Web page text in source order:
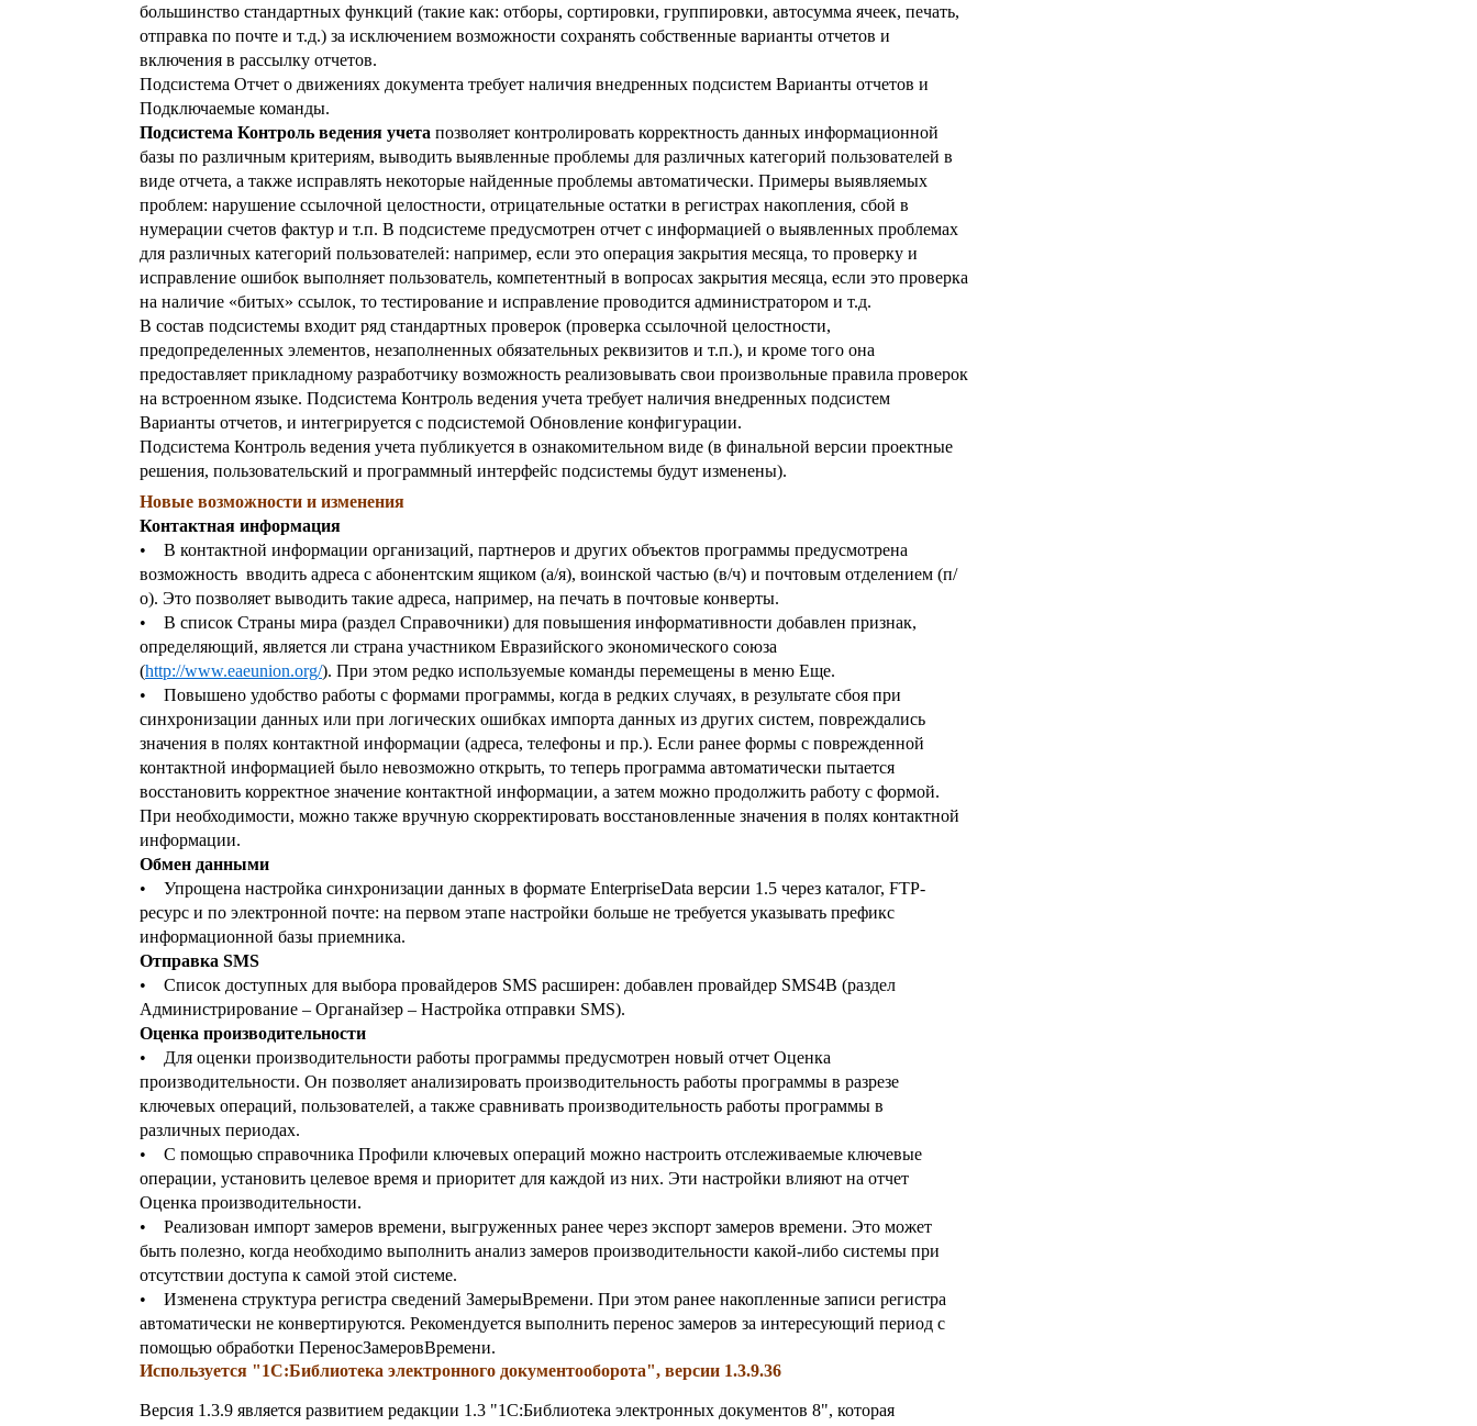
большинство стандартных функций (такие как: отборы, сортировки, группировки, автосумма ячеек, печать,
отправка по почте и т.д.) за исключением возможности сохранять собственные варианты отчетов и
включения в рассылку отчетов.
Подсистема Отчет о движениях документа требует наличия внедренных подсистем Варианты отчетов и
Подключаемые команды.
Подсистема Контроль ведения учета позволяет контролировать корректность данных информационной
базы по различным критериям, выводить выявленные проблемы для различных категорий пользователей в
виде отчета, а также исправлять некоторые найденные проблемы автоматически. Примеры выявляемых
проблем: нарушение ссылочной целостности, отрицательные остатки в регистрах накопления, сбой в
нумерации счетов фактур и т.п. В подсистеме предусмотрен отчет с информацией о выявленных проблемах
для различных категорий пользователей: например, если это операция закрытия месяца, то проверку и
исправление ошибок выполняет пользователь, компетентный в вопросах закрытия месяца, если это проверка
на наличие «битых» ссылок, то тестирование и исправление проводится администратором и т.д.
В состав подсистемы входит ряд стандартных проверок (проверка ссылочной целостности,
предопределенных элементов, незаполненных обязательных реквизитов и т.п.), и кроме того она
предоставляет прикладному разработчику возможность реализовывать свои произвольные правила проверок
на встроенном языке. Подсистема Контроль ведения учета требует наличия внедренных подсистем
Варианты отчетов, и интегрируется с подсистемой Обновление конфигурации.
Подсистема Контроль ведения учета публикуется в ознакомительном виде (в финальной версии проектные
решения, пользовательский и программный интерфейс подсистемы будут изменены).
Новые возможности и изменения
Контактная информация
• В контактной информации организаций, партнеров и других объектов программы предусмотрена
возможность вводить адреса с абонентским ящиком (а/я), воинской частью (в/ч) и почтовым отделением (п/
о). Это позволяет выводить такие адреса, например, на печать в почтовые конверты.
• В список Страны мира (раздел Справочники) для повышения информативности добавлен признак,
определяющий, является ли страна участником Евразийского экономического союза
(http://www.eaeunion.org/). При этом редко используемые команды перемещены в меню Еще.
• Повышено удобство работы с формами программы, когда в редких случаях, в результате сбоя при
синхронизации данных или при логических ошибках импорта данных из других систем, повреждались
значения в полях контактной информации (адреса, телефоны и пр.). Если ранее формы с поврежденной
контактной информацией было невозможно открыть, то теперь программа автоматически пытается
восстановить корректное значение контактной информации, а затем можно продолжить работу с формой.
При необходимости, можно также вручную скорректировать восстановленные значения в полях контактной
информации.
Обмен данными
• Упрощена настройка синхронизации данных в формате EnterpriseData версии 1.5 через каталог, FTP-
ресурс и по электронной почте: на первом этапе настройки больше не требуется указывать префикс
информационной базы приемника.
Отправка SMS
• Список доступных для выбора провайдеров SMS расширен: добавлен провайдер SMS4B (раздел
Администрирование – Органайзер – Настройка отправки SMS).
Оценка производительности
• Для оценки производительности работы программы предусмотрен новый отчет Оценка
производительности. Он позволяет анализировать производительность работы программы в разрезе
ключевых операций, пользователей, а также сравнивать производительность работы программы в
различных периодах.
• С помощью справочника Профили ключевых операций можно настроить отслеживаемые ключевые
операции, установить целевое время и приоритет для каждой из них. Эти настройки влияют на отчет
Оценка производительности.
• Реализован импорт замеров времени, выгруженных ранее через экспорт замеров времени. Это может
быть полезно, когда необходимо выполнить анализ замеров производительности какой-либо системы при
отсутствии доступа к самой этой системе.
• Изменена структура регистра сведений ЗамерыВремени. При этом ранее накопленные записи регистра
автоматически не конвертируются. Рекомендуется выполнить перенос замеров за интересующий период с
помощью обработки ПереносЗамеровВремени.
Используется "1С:Библиотека электронного документооборота", версии 1.3.9.36
Версия 1.3.9 является развитием редакции 1.3 "1С:Библиотека электронных документов 8", которая